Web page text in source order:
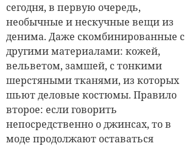
сегодня, в первую очередь,
необычные и нескучные вещи из
денима. Даже скомбинированные с
другими материалами: кожей,
вельветом, зам­шей, с тонкими
шерстяными тканями, из которых
шьют деловые костюмы. Правило
второе: если говорить
непосредственно о джинсах, то в
моде продолжают оставаться